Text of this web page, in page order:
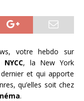
votre hebdo sur
, la New York
et qui apporte
qu’elles soit chez
.